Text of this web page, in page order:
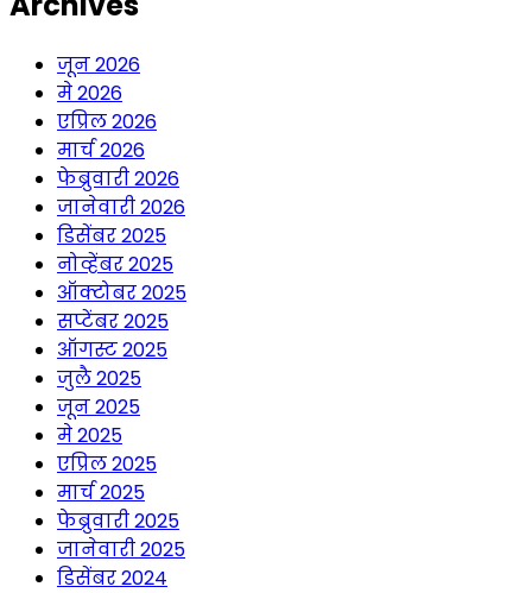
जून 2026
मे 2026
एप्रिल 2026
मार्च 2026
फेब्रुवारी 2026
जानेवारी 2026
डिसेंबर 2025
नोव्हेंबर 2025
ऑक्टोबर 2025
सप्टेंबर 2025
ऑगस्ट 2025
जुलै 2025
जून 2025
मे 2025
एप्रिल 2025
मार्च 2025
फेब्रुवारी 2025
जानेवारी 2025
डिसेंबर 2024